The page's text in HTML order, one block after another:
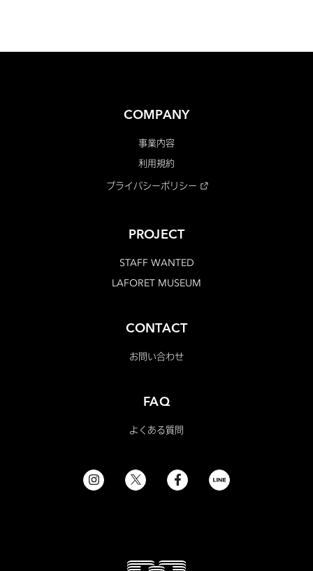
COMPANY
事業内容
利用規約
プライバシーポリシー
PROJECT
STAFF WANTED
LAFORET MUSEUM
CONTACT
お問い合わせ
FAQ
よくある質問